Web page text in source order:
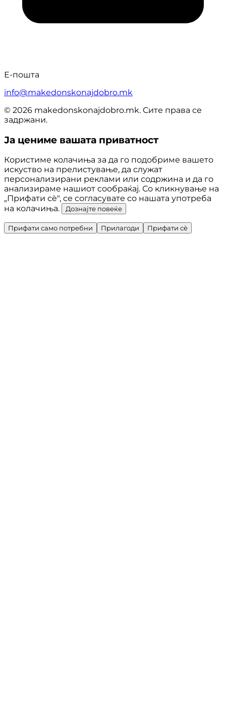
Е-пошта
info@makedonskonajdobro.mk
© 2026 makedonskonajdobro.mk. Сите права се
задржани.
Ја цениме вашата приватност
Користиме колачиња за да го подобриме вашето
искуство на прелистување, да служат
персонализирани реклами или содржина и да го
анализираме нашиот сообраќај. Со кликнување на
„Прифати сè", се согласувате со нашата употреба
на колачиња.
Дознајте повеќе
Прифати само потребни Прилагоди Прифати сè